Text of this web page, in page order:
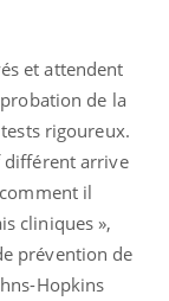
et attendent
de la
rigoureux.
différent arrive
il
cliniques »,
prévention de
Hopkins